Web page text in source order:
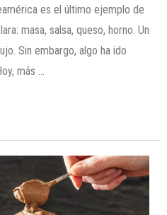
es el último ejemplo de
masa, salsa, queso, horno. Un
Sin embargo, algo ha ido
más …